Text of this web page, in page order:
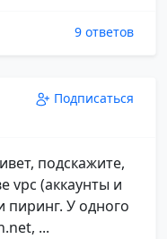
9 ответов
Подписаться
подскажите,
vpc (аккаунты и
У одного
...